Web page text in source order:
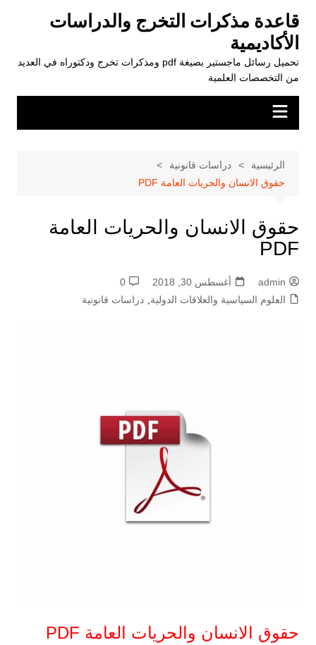
المحتوى
قاعدة مذكرات التخرج والدراسات
الأكاديمية
تحميل رسائل ماجستير بصيغة pdf ومذكرات تخرج ودكتوراه في العديد
من التخصصات العلمية
الرئيسية
دراسات قانونية
حقوق الانسان والحريات العامة PDF
حقوق الانسان والحريات العامة
PDF
admin أغسطس 30, 2018
0
العلوم السياسية والعلاقات الدولية
دراسات قانونية
حقوق الانسان والحريات العامة PDF